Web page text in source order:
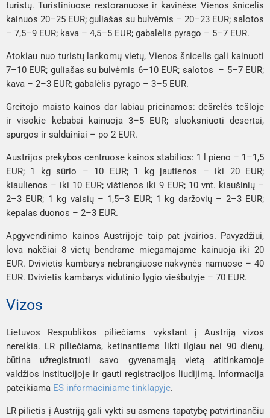
turistų. Turistiniuose restoranuose ir kavinėse Vienos šnicelis
kainuos 20–25 EUR; guliašas su bulvėmis – 20–23 EUR; salotos
– 7,5–9 EUR; kava – 4,5–5 EUR; gabalėlis pyrago – 5–7 EUR.
Atokiau nuo turistų lankomų vietų, Vienos šnicelis gali kainuoti
7–10 EUR; guliašas su bulvėmis 6–10 EUR; salotos – 5–7 EUR;
kava – 2–3 EUR; gabalėlis pyrago – 3–5 EUR.
Greitojo maisto kainos dar labiau prieinamos: dešrelės tešloje
ir visokie kebabai kainuoja 3–5 EUR; sluoksniuoti desertai,
spurgos ir saldainiai – po 2 EUR.
Austrijos prekybos centruose kainos stabilios: 1 l pieno – 1–1,5
EUR; 1 kg sūrio – 10 EUR; 1 kg jautienos – iki 20 EUR;
kiaulienos – iki 10 EUR; vištienos iki 9 EUR; 10 vnt. kiaušinių –
2–3 EUR; 1 kg vaisių – 1,5–3 EUR; 1 kg daržovių – 2–3 EUR;
kepalas duonos – 2–3 EUR.
Apgyvendinimo kainos Austrijoje taip pat įvairios. Pavyzdžiui,
lova nakčiai 8 vietų bendrame miegamajame kainuoja iki 20
EUR. Dvivietis kambarys nebrangiuose nakvynės namuose – 40
EUR. Dvivietis kambarys vidutinio lygio viešbutyje – 70 EUR.
Vizos
Lietuvos Respublikos piliečiams vykstant į Austriją vizos
nereikia. LR piliečiams, ketinantiems likti ilgiau nei 90 dienų,
būtina užregistruoti savo gyvenamąją vietą atitinkamoje
valdžios institucijoje ir gauti registracijos liudijimą. Informacija
pateikiama ES informaciniame tinklapyje.
LR pilietis į Austriją gali vykti su asmens tapatybę patvirtinančiu